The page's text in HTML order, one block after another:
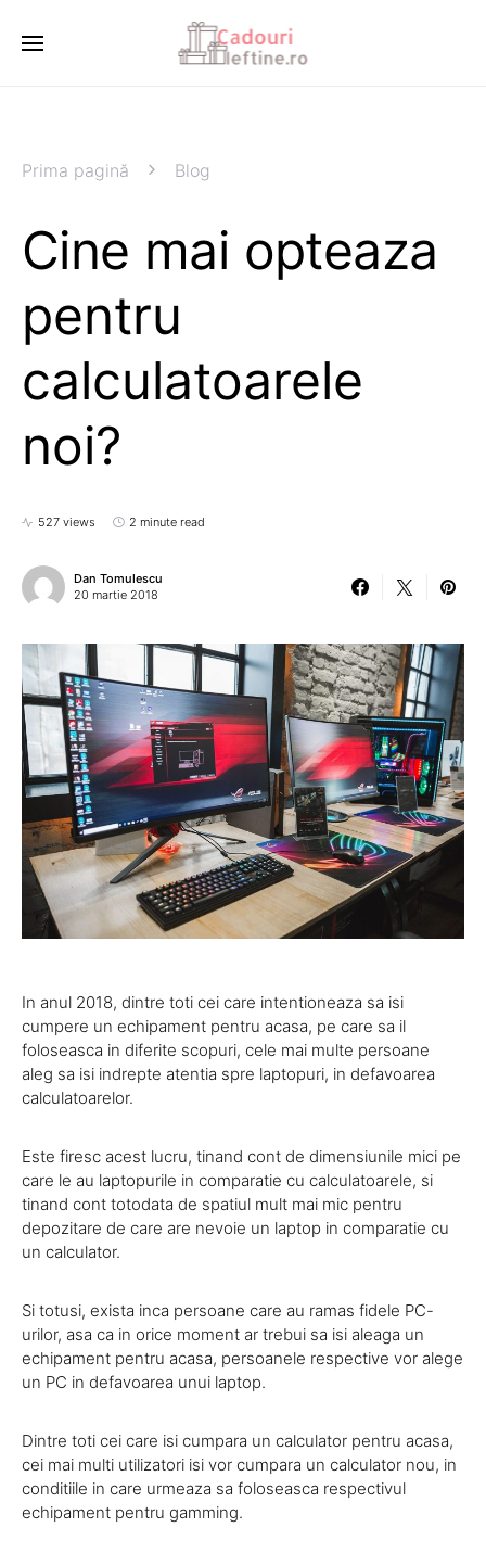
Prima pagină Blog
Cine mai opteaza
pentru
calculatoarele
noi?
527 views 2 minute read
Dan Tomulescu
20 martie 2018
In anul 2018, dintre toti cei care intentioneaza sa isi
cumpere un echipament pentru acasa, pe care sa il
foloseasca in diferite scopuri, cele mai multe persoane
aleg sa isi indrepte atentia spre laptopuri, in defavoarea
calculatoarelor.
Este firesc acest lucru, tinand cont de dimensiunile mici pe
care le au laptopurile in comparatie cu calculatoarele, si
tinand cont totodata de spatiul mult mai mic pentru
depozitare de care are nevoie un laptop in comparatie cu
un calculator.
Si totusi, exista inca persoane care au ramas fidele PC-
urilor, asa ca in orice moment ar trebui sa isi aleaga un
echipament pentru acasa, persoanele respective vor alege
un PC in defavoarea unui laptop.
Dintre toti cei care isi cumpara un calculator pentru acasa,
cei mai multi utilizatori isi vor cumpara un calculator nou, in
conditiile in care urmeaza sa foloseasca respectivul
echipament pentru gamming.